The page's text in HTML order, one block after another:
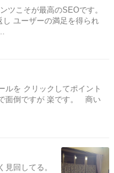
ツこそが最高のSEOです。
ユーザーの満足を得られ
ルを クリックしてポイント
面倒ですが 楽です。 商い
回してる。